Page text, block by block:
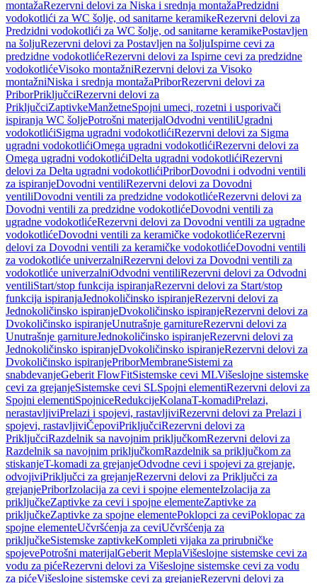
montažaRezervni delovi za Niska i srednja montažaPredzidni
vodokotlići za WC šolje, od sanitarne keramikeRezervni delovi za
Predzidni vodokotlići za WC šolje, od sanitarne keramikePostavljen
na šoljuRezervni delovi za Postavljen na šoljuIspirne cevi za
predzidne vodokotlićeRezervni delovi za Ispirne cevi za predzidne
vodokotlićeVisoko montažniRezervni delovi za Visoko
montažniNiska i srednja montažaPriborRezervni delovi za
PriborPriključciRezervni delovi za
PriključciZaptivkeManžetneSpojni umeci, rozetni i usporivači
ispiranja WC šoljePotrošni materijalOdvodni ventiliUgradni
vodokotlićiSigma ugradni vodokotlićiRezervni delovi za Sigma
ugradni vodokotlićiOmega ugradni vodokotlićiRezervni delovi za
Omega ugradni vodokotlićiDelta ugradni vodokotlićiRezervni
delovi za Delta ugradni vodokotlićiPriborDovodni i odvodni ventili
za ispiranjeDovodni ventiliRezervni delovi za Dovodni
ventiliDovodni ventili za predzidne vodokotlićeRezervni delovi za
Dovodni ventili za predzidne vodokotlićeDovodni ventili za
ugradne vodokotlićeRezervni delovi za Dovodni ventili za ugradne
vodokotlićeDovodni ventili za keramičke vodokotlićeRezervni
delovi za Dovodni ventili za keramičke vodokotlićeDovodni ventili
za vodokotliće univerzalniRezervni delovi za Dovodni ventili za
vodokotliće univerzalniOdvodni ventiliRezervni delovi za Odvodni
ventiliStart/stop funkcija ispiranjaRezervni delovi za Start/stop
funkcija ispiranjaJednokoličinsko ispiranjeRezervni delovi za
Jednokoličinsko ispiranjeDvokoličinsko ispiranjeRezervni delovi za
Dvokoličinsko ispiranjeUnutrašnje garnitureRezervni delovi za
Unutrašnje garnitureJednokoličinsko ispiranjeRezervni delovi za
Jednokoličinsko ispiranjeDvokoličinsko ispiranjeRezervni delovi za
Dvokoličinsko ispiranjePriborMembraneSistemi za
snabdevanjeGeberit FlowFitSistemske cevi MLVišeslojne sistemske
cevi za grejanjeSistemske cevi SLSpojni elementiRezervni delovi za
Spojni elementiSpojniceRedukcijeKolanaT-komadiPrelazi,
nerastavljiviPrelazi i spojevi, rastavljiviRezervni delovi za Prelazi i
spojevi, rastavljiviČepoviPriključciRezervni delovi za
PriključciRazdelnik sa navojnim priključkomRezervni delovi za
Razdelnik sa navojnim priključkomRazdelnik sa priključkom za
stiskanjeT-komadi za grejanjeOdvodne cevi i spojevi za grejanje,
odvojiviPriključci za grejanjeRezervni delovi za Priključci za
grejanjePriborIzolacija za cevi i spojne elementeIzolacija za
priključkeZaptivke za cevi i spojne elementeZaptivke za
priključkeZaptivke za spojne elementePoklopci za ceviPoklopac za
spojne elementeUčvršćenja za ceviUčvršćenja za
priključkeSistemske zaptivkeKompleti vijaka za prirubničke
spojevePotrošni materijalGeberit MeplaVišeslojne sistemske cevi za
vodu za pićeRezervni delovi za Višeslojne sistemske cevi za vodu
za pićeVišeslojne sistemske cevi za grejanjeRezervni delovi za